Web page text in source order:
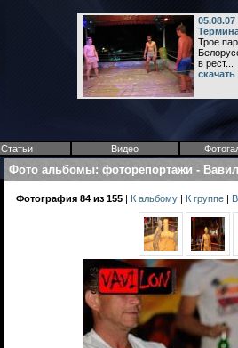
Трое
в рест...
Статьи Видео
Фото альбомы: фоторепортажи -
Фотография 84 из 155 | К альбому | К группе |